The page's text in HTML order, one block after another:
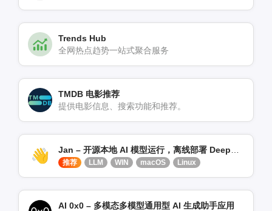
Trends Hub
全网热点趋势一站式聚合服务
TMDB 电影推荐
提供电影信息、搜索功能和推荐。
推荐 LLM WIN macOS Linux
AI 0x0 – 多模态多模型通用型 AI 生成助手应用